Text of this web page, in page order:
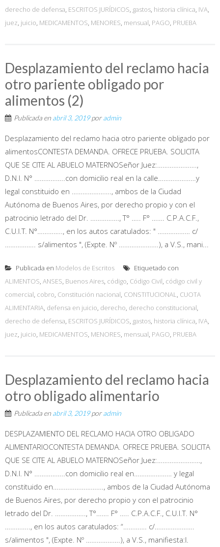
derecho de defensa, ESCRITOS JURÍDICOS, gastos, historia clínica, IVA,
juez, juicio, MEDICAMENTOS, MENORES, mensual, PAGO, PRUEBA
Desplazamiento del reclamo hacia
otro pariente obligado por
alimentos (2)
Publicada en abril 3, 2019poradmin
Desplazamiento del reclamo hacia otro pariente obligado por
alimentosCONTESTA DEMANDA. OFRECE PRUEBA. SOLICITA
QUE SE CITE AL ABUELO MATERNOSeñor Juez:………………….,
D.N.I. N° ……………..con domicilio real en la calle…………………y
legal constituido en …………………., ambos de la Ciudad
Autónoma de Buenos Aires, por derecho propio y con el
patrocinio letrado del Dr. ……………., T° ….. F° ……. C.P.A.C.F.,
C.U.I.T. N°………….., en los autos caratulados: " ……………… c/
…………….. s/alimentos ", (Expte. Nº ………………….), a V.S., mani...
Publicada en Modelos de Escritos
Etiquetado con
ALIMENTOS, ANSES, Buenos Aires, código, Código Civil, código civil y
comercial, cobro, Constitución nacional, CONSTITUCIONAL, CUOTA
ALIMENTARIA, defensa en juicio, derecho, derecho constitucional,
derecho de defensa, ESCRITOS JURÍDICOS, gastos, historia clínica, IVA,
juez, juicio, MEDICAMENTOS, MENORES, mensual, PAGO, PRUEBA
Desplazamiento del reclamo hacia
otro obligado alimentario
Publicada en abril 3, 2019poradmin
DESPLAZAMIENTO DEL RECLAMO HACIA OTRO OBLIGADO
ALIMENTARIOCONTESTA DEMANDA. OFRECE PRUEBA. SOLICITA
QUE SE CITE AL ABUELO MATERNOSeñor Juez:……………………,
D.N.I. N° ……………..con domicilio real en………………… y legal
constituido en………………………., ambos de la Ciudad Autónoma
de Buenos Aires, por derecho propio y con el patrocinio
letrado del Dr. …………….., T°……. F° ….. C.P.A.C.F., C.U.I.T. N°
………….., en los autos caratulados: “…………. c/………………….
s/alimentos ", (Expte. Nº ……………….), a V.S., manifiesta:I.